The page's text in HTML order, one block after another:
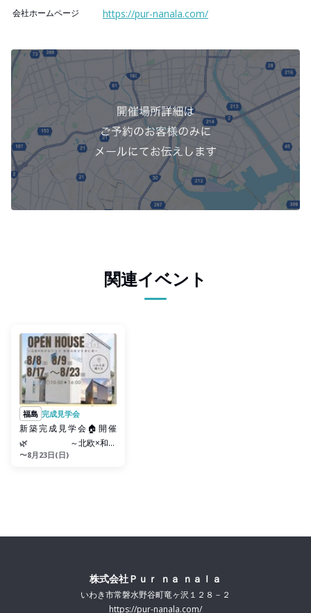
会社ホームページ https://pur-nanala.com/
関連イベント
福島 完成見学会
新築完成見学会🏠開催
🌿 ～北欧×和が
おりなす 家族の幸せを育
〜8月23日(日)
株式会社Ｐｕｒ ｎａ ｎａｌａ
いわき市常磐水野谷町竜ヶ沢１２８－２
https://pur-nanala.com/